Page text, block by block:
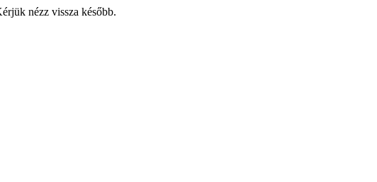
nézz vissza később.